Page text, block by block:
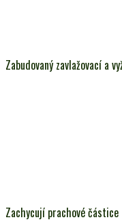
Zabudovaný zavlažovací a
Zachycují prachové částice